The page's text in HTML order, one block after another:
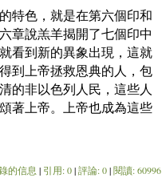
特色，就是在第六個印和
章說羔羊揭開了七個印中
看到新的異象出現，這就
到上帝拯救恩典的人，包
的非以色列人民，這些人
著上帝。上帝也成為這些
的信息 | 引用: 0|評論: 0|閱讀: 60996